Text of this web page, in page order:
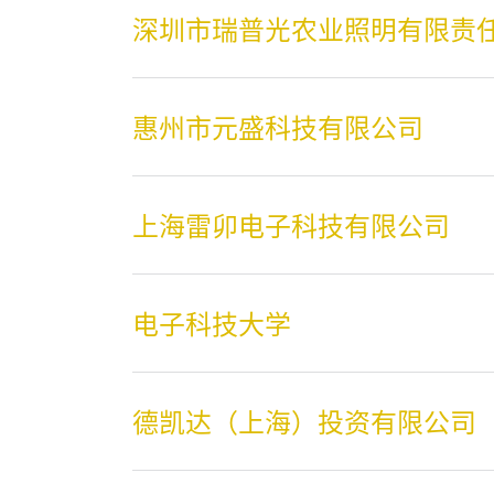
深圳市瑞普光农业照明有限责
惠州市元盛科技有限公司
上海雷卯电子科技有限公司
电子科技大学
德凯达（上海）投资有限公司